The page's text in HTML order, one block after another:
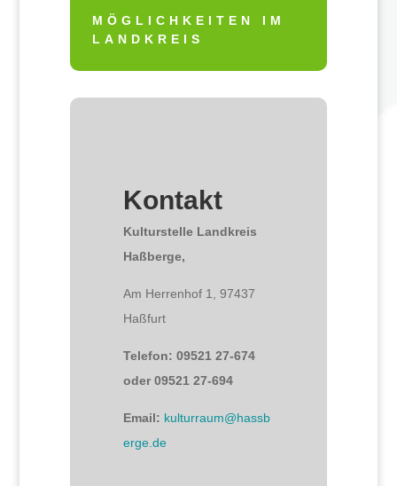
MÖGLICHKEITEN IM
LANDKREIS
Kontakt
Kulturstelle Landkreis
Haßberge,
Am Herrenhof 1, 97437
Haßfurt
Telefon: 09521 27-674
oder 09521 27-694
Email: kulturraum@hassb
erge.de